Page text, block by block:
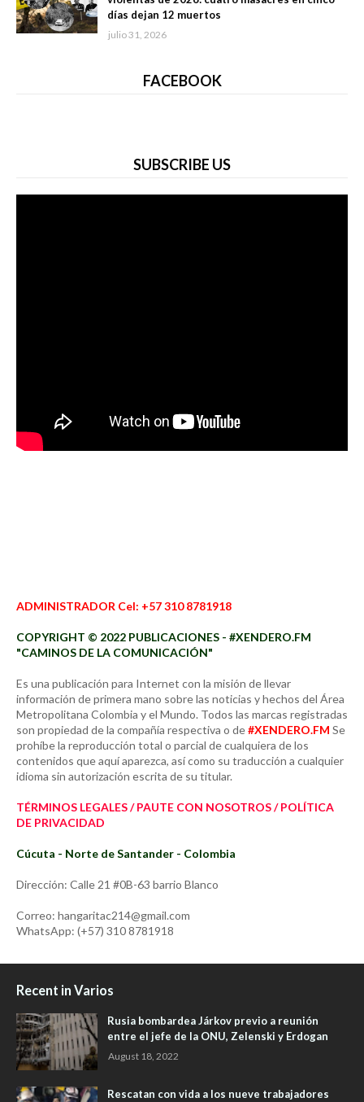
días dejan 12 muertos
julio 31, 2026
FACEBOOK
SUBSCRIBE US
ADMINISTRADOR Cel: +57 310 8781918
COPYRIGHT © 2022 PUBLICACIONES - #XENDERO.FM
"CAMINOS DE LA COMUNICACIÓN"
Es una publicación para Internet con la misión de llevar
información de primera mano sobre las noticias y hechos del Área
Metropolitana Colombia y el Mundo. Todos las marcas registradas
son propiedad de la compañía respectiva o de#XENDERO.FM Se
prohíbe la reproducción total o parcial de cualquiera de los
contenidos que aquí aparezca, así como su traducción a cualquier
idioma sin autorización escrita de su titular.
TÉRMINOS LEGALES / PAUTE CON NOSOTROS / POLÍTICA
DE PRIVACIDAD
Cúcuta - Norte de Santander - Colombia
Dirección: Calle 21 #0B-63 barrio Blanco
Correo: hangaritac214@gmail.com
WhatsApp: (+57) 310 8781918
Recent in Varios
Rusia bombardea Járkov previo a reunión
entre el jefe de la ONU, Zelenski y Erdogan
August 18, 2022
Rescatan con vida a los nueve trabajadores